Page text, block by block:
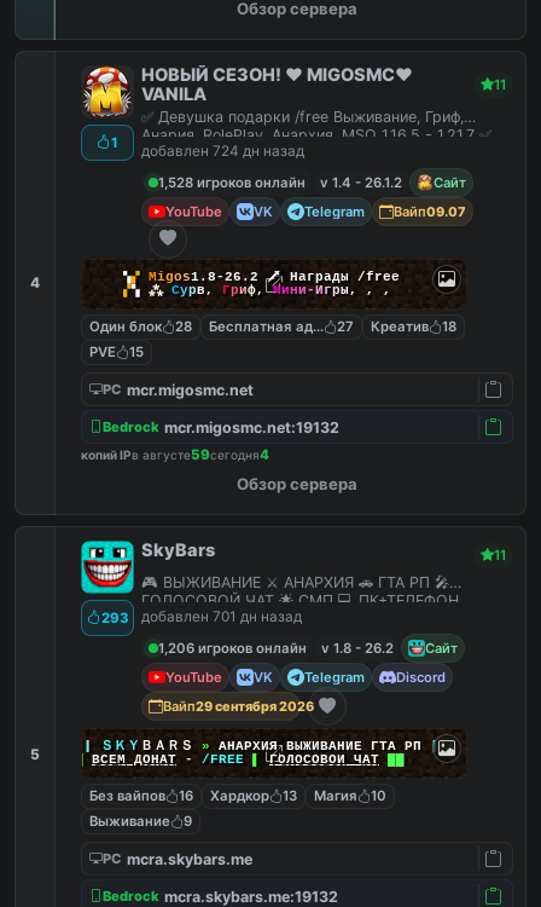
Обзор сервера
4
1
НОВЫЙ СЕЗОН! ❤️ MIGOSMC❤️
VANILA
11
✅ Девушка подарки /free Выживание, Гриф,
Анария, RolePlay, Анархия, MSO 1.16.5 - 1.21.7 ✅
добавлен 724 дн назад
1,528 игроков онлайн
v 1.4 - 26.1.2
Сайт
YouTube
VK Telegram Вайп09.07
▚▞ Migos1.8-26.2🗡 Награды /free
▞▚ ⁂ Сурв, Гриф,Мини-Игры, , ,
Один блок 28 Бесплатная админка
27 Креатив
18
PVE
15
PC mcr.migosmc.net
Bedrock mcr.migosmc.net:19132
копий IPв августе59сегодня4
Обзор сервера
5
293
SkyBars 11
🎮 ВЫЖИВАНИЕ ⚔️ АНАРХИЯ 🚗 ГТА РП 🎤
ГОЛОСОВОЙ ЧАТ 🌟 СМП 💻 ПК+ТЕЛЕФОН
добавлен 701 дн назад
1,206 игроков онлайн
v 1.8 - 26.2
Сайт
YouTube
VK Telegram
Discord
Вайп29 сентября 2026
ＳＫＹ ＢＡＲＳ » АНАРХИЯ ВЫЖИВАНИЕ ГТА РП |||
ВСЕМ ДОНАТ- /FREE ▌ГОЛОСОВОЙ ЧАТ
Без вайпов 16 Хардкор 13 Магия
10
Выживание
9
PC mcra.skybars.me
Bedrock mcra.skybars.me:19132